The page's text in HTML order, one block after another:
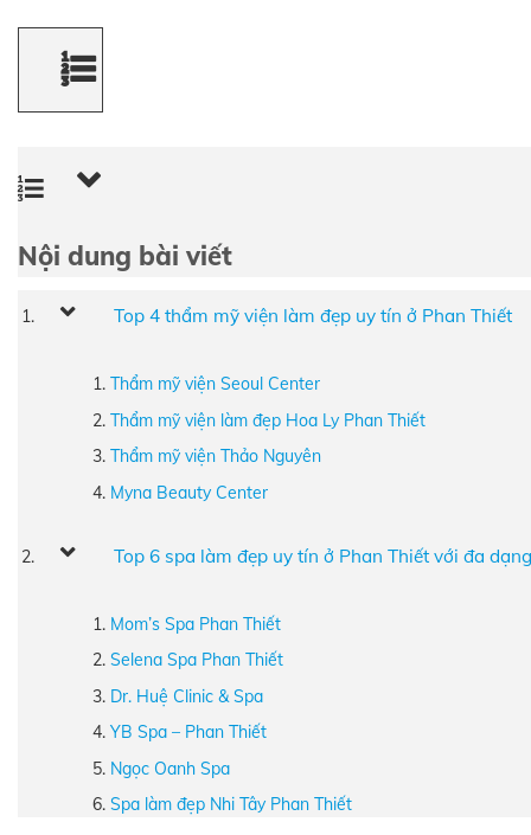
Nội dung bài viết
Top 4 thẩm mỹ viện làm đẹp uy tín ở Phan Thiết
Thẩm mỹ viện Seoul Center
Thẩm mỹ viện làm đẹp Hoa Ly Phan Thiết
Thẩm mỹ viện Thảo Nguyên
Myna Beauty Center
Top 6 spa làm đẹp uy tín ở Phan Thiết với đa
Mom’s Spa Phan Thiết
Selena Spa Phan Thiết
Dr. Huệ Clinic & Spa
YB Spa – Phan Thiết
Ngọc Oanh Spa
Spa làm đẹp Nhi Tây Phan Thiết